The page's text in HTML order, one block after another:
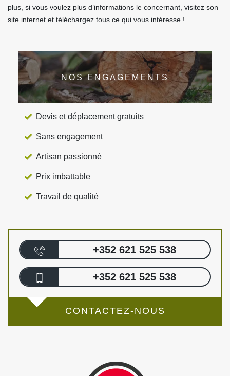
plus, si vous voulez plus d’informations le concernant, visitez son
site internet et téléchargez tous ce qui vous intéresse !
NOS ENGAGEMENTS
Devis et déplacement gratuits
Sans engagement
Artisan passionné
Prix imbattable
Travail de qualité
+352 621 525 538
+352 621 525 538
CONTACTEZ-NOUS